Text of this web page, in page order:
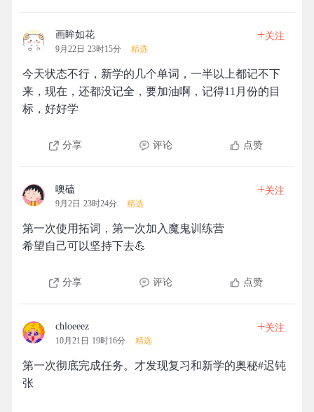
画眸如花
9月22日 23时15分 精选
+关注
今天状态不行，新学的几个单词，一半以上都记不下
来，现在，还都没记全，要加油啊，记得11月份的目
标，好好学
分享 评论 点赞
噢磕
9月2日 23时24分 精选
+关注
第一次使用拓词，第一次加入魔鬼训练营
希望自己可以坚持下去💪
分享 评论 点赞
chloeeez
10月21日 19时16分 精选
+关注
第一次彻底完成任务。才发现复习和新学的奥秘#迟钝
张